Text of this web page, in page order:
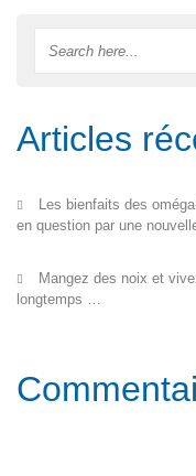
Articles
Les bienfaits des
en question par une
Mangez des noix et
longtemps …